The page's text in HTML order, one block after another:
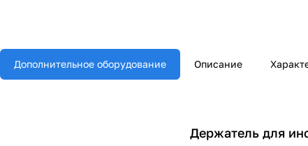
Дополнительное оборудование Описание
Держатель для